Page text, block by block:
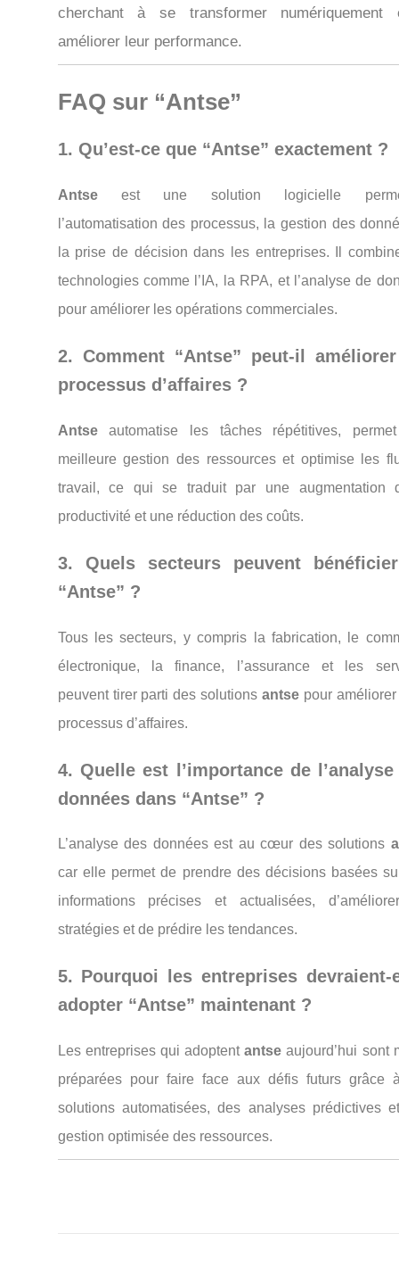
cherchant à se transformer
améliorer leur performance.
FAQ sur “Antse”
1. Qu’est-ce que “Antse” exactement ?
Antseest une solution logicielle
l’automatisation des processus, la gestion des
la prise de décision dans les entreprises. Il
technologies comme l’IA, la RPA, et l’analyse de
pour améliorer les opérations commerciales.
2. Comment “Antse” peut-il
processus d’affaires ?
Antseautomatise les tâches répétitives,
meilleure gestion des ressources et optimise les
travail, ce qui se traduit par une augmentation
productivité et une réduction des coûts.
3. Quels secteurs peuvent
“Antse” ?
Tous les secteurs, y compris la fabrication, le
électronique, la finance, l’assurance et les
peuvent tirer parti des solutionsantse pour
processus d’affaires.
4. Quelle est l’importance de
données dans “Antse” ?
L’analyse des données est au cœur des solutions
car elle permet de prendre des décisions basées
informations précises et actualisées,
stratégies et de prédire les tendances.
5. Pourquoi les entreprises devraient-
adopter “Antse” maintenant ?
Les entreprises qui adoptentantse aujourd’hui sont
préparées pour faire face aux défis futurs grâce
solutions automatisées, des analyses prédictives
gestion optimisée des ressources.